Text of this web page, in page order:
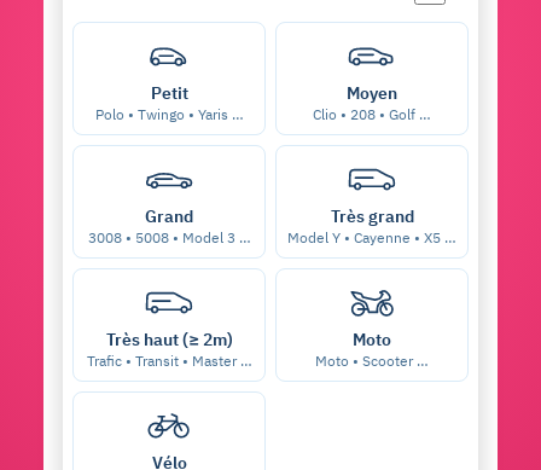
Petit
Polo • Twingo • Yaris …
Moyen
Clio • 208 • Golf …
Grand
3008 • 5008 • Model 3 …
Très grand
Model Y • Cayenne • X5 …
Très haut (≥ 2m)
Trafic • Transit • Master …
Moto
Moto • Scooter …
Vélo